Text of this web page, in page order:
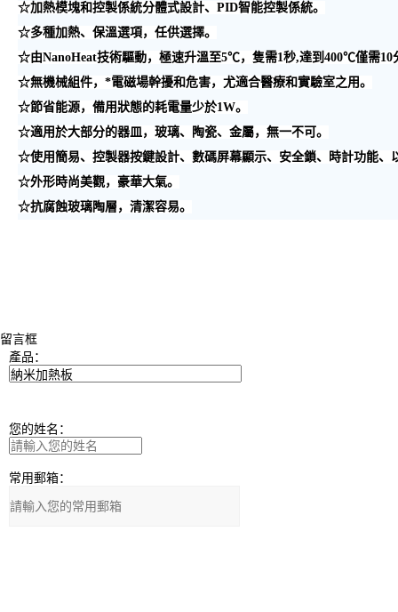
☆加熱模塊和控製係統分體式設計、PID智能控製係統。
☆多種加熱、保溫選項，任供選擇。
☆由NanoHeat技術驅動，極速升溫至5℃，隻需1秒,達到400℃僅需10
☆無機械組件，*電磁場幹擾和危害，尤適合醫療和實驗室之用。
☆節省能源，備用狀態的耗電量少於1W。
☆適用於大部分的器皿，玻璃、陶瓷、金屬，無一不可。
☆使用簡易、控製器按鍵設計、數碼屏幕顯示、安全鎖、時計功能、
☆外形時尚美觀，豪華大氣。
☆抗腐蝕玻璃陶層，清潔容易。
留言框
產品：
您的姓名：
常用郵箱：